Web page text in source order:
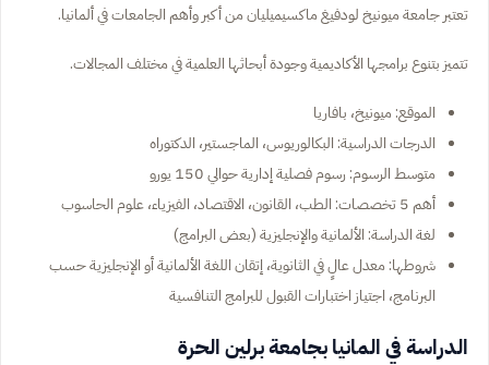
تعتبر جامعة ميونيخ لودفيغ ماكسيميليان من أكبر وأهم الجامعات في ألمانيا.
تتميز بتنوع برامجها الأكاديمية وجودة أبحاثها العلمية في مختلف المجالات.
الموقع: ميونيخ، بافاريا
الدرجات الدراسية: البكالوريوس، الماجستير، الدكتوراه
متوسط الرسوم: رسوم فصلية إدارية حوالي 150 يورو
أهم 5 تخصصات: الطب، القانون، الاقتصاد، الفيزياء، علوم الحاسوب
لغة الدراسة: الألمانية والإنجليزية (بعض البرامج)
شروطها: معدل عالٍ في الثانوية، إتقان اللغة الألمانية أو الإنجليزية حسب
البرنامج، اجتياز اختبارات القبول للبرامج التنافسية
الدراسة في المانيا بجامعة برلين الحرة